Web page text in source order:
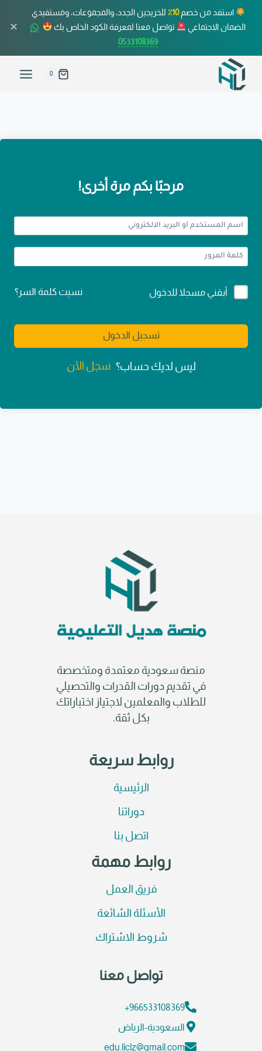
استفد من خصم10٪
للخريجين الجدد، والمجموعات، ومستفيدي
الضمان الاجتماعي
تواصل معنا لمعرفة الكود الخاص بك
0533108369
✕
0
مرحبًا بكم مرة أخرى!
Alternative:
أبقني مسجلا للدخول نسيت كلمة السر؟
تسجيل الدخول
ليس لديك حساب؟ سجل الآن
منصة سعودية معتمدة ومتخصصة
في تقديم دورات القدرات والتحصيلي
للطلاب والمعلمين لاجتياز اختباراتك
بكل ثقة.
روابط سريعة
الرئيسية
دوراتنا
اتصل بنا
روابط مهمة
فريق العمل
الأسئلة الشائعة
شروط الاشتراك
تواصل معنا
966533108369+
السعودية-الرياض
edu.liclz@gmail.com